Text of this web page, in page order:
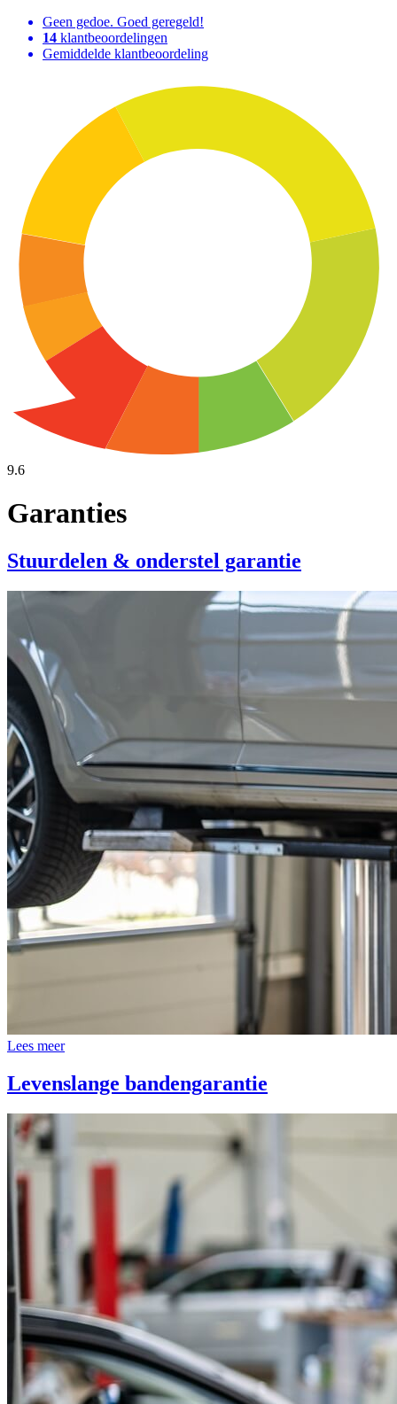
Geen gedoe. Goed geregeld!
14 klantbeoordelingen
Gemiddelde klantbeoordeling
9.6
Garanties
Stuurdelen & onderstel garantie
Lees meer
Levenslange bandengarantie